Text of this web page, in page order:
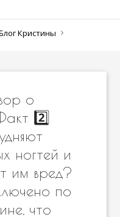
Кристины
о
2️⃣
ногтей и
им вред?
по
что